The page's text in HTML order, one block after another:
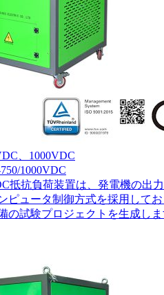
、1000VDC
1000VDC
抵抗負荷装置は、発電機の出
ピュータ制御方式を採用して
の試験プロジェクトを生成し